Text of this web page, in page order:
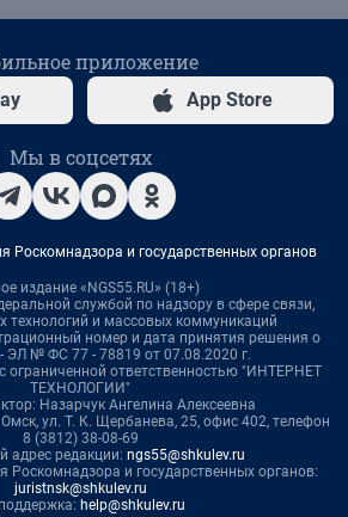
приложение
App Store
Мы в соцсетях
Роскомнадзора и государственных органов
издание «NGS55.RU» (18+)
службой по надзору в сфере связи,
технологий и массовых коммуникаций
номер и дата принятия решения о
ЭЛ № ФС 77 - 78819 от 07.08.2020 г.
ограниченной ответственностью "ИНТЕРНЕТ
ТЕХНОЛОГИИ"
Назарчук Ангелина Алексеевна
ул. Т. К. Щербанева, 25, офис 402, телефон
8 (3812) 38-08-69
адрес редакции: ngs55@shkulev.ru
Роскомнадзора и государственных органов:
juristnsk@shkulev.ru
help@shkulev.ru